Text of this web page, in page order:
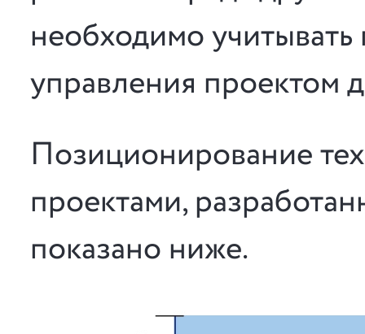
необходимо
управления проектом
Позиционирование
проектами,
показано ниже.